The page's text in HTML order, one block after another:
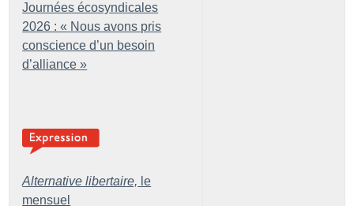
Journées écosyndicales
2026 : « Nous avons pris
conscience d’un besoin
d’alliance »
Alternative libertaire, le
mensuel